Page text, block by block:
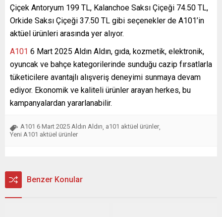
Çiçek Antoryum 199 TL, Kalanchoe Saksı Çiçeği 74.50 TL,
Orkide Saksı Çiçeği 37.50 TL gibi seçenekler de A101’in
aktüel ürünleri arasında yer alıyor.
A101 6 Mart 2025 Aldın Aldın, gıda, kozmetik, elektronik,
oyuncak ve bahçe kategorilerinde sunduğu cazip fırsatlarla
tüketicilere avantajlı alışveriş deneyimi sunmaya devam
ediyor. Ekonomik ve kaliteli ürünler arayan herkes, bu
kampanyalardan yararlanabilir.
A101 6 Mart 2025 Aldın Aldın a101 aktüel ürünler
Yeni A101 aktüel ürünler
Benzer Konular